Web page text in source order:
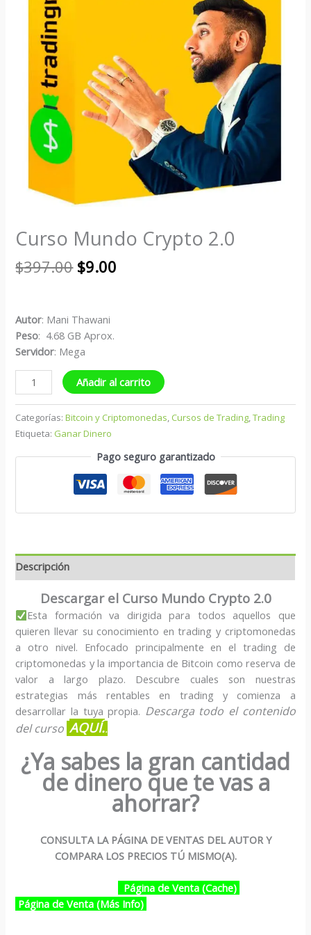
Curso Mundo Crypto 2.0
$397.00 $9.00
Autor: Mani Thawani
Peso: 4.68 GB Aprox.
Servidor: Mega
Añadir al carrito
Categorías:Bitcoin y Criptomonedas, Cursos de Trading,Trading
Etiqueta: Ganar Dinero
Pago seguro garantizado
Descripción
Descargar el Curso Mundo Crypto 2.0
Esta formación va dirigida para todos aquellos que
quieren llevar su conocimiento en trading y criptomonedas
a otro nivel. Enfocado principalmente en el trading de
criptomonedas y la importancia de Bitcoin como reserva de
valor a largo plazo. Descubre cuales son nuestras
estrategias más rentables en trading y comienza a
desarrollar la tuya propia. Descarga todo el contenido
del curso AQUÍ..
¿Ya sabes la gran cantidad
de dinero que te vas a
ahorrar?
CONSULTA LA PÁGINA DE VENTAS DEL AUTOR Y
COMPARA LOS PRECIOS TÚ MISMO(A).
Página de Venta (Cache)
Página de Venta (Más Info)